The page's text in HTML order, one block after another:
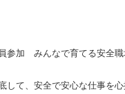
参加 みんなで育てる安全職
して、安全で安心な仕事を